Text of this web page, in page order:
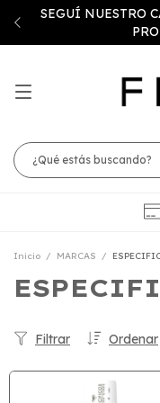
SEGUÍ NUESTRO
Inicio / MARCAS /
Ordenar
Filtrar